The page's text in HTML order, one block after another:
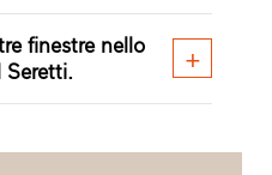
finestre nello
Seretti.